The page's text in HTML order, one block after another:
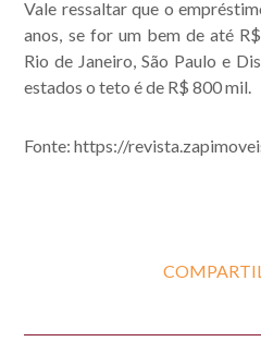
Vale ressaltar que o
anos, se for um bem de até
Rio de Janeiro, São Paulo e
estados o teto é de R$ 800 mil.
Fonte: https://